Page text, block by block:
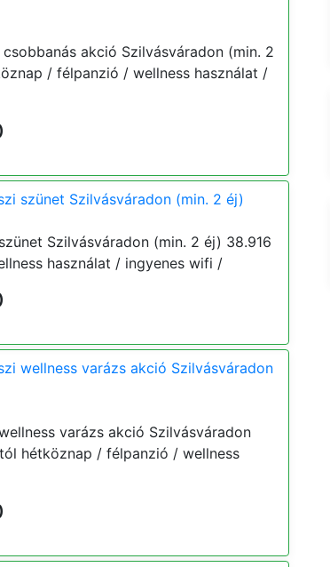
akció Szilvásváradon (min. 2
/ félpanzió / wellness használat /
szünet Szilvásváradon (min. 2 éj)
Szilvásváradon (min. 2 éj) 38.916
használat / ingyenes wifi /
wellness varázs akció Szilvásváradon
varázs akció Szilvásváradon
hétköznap / félpanzió / wellness